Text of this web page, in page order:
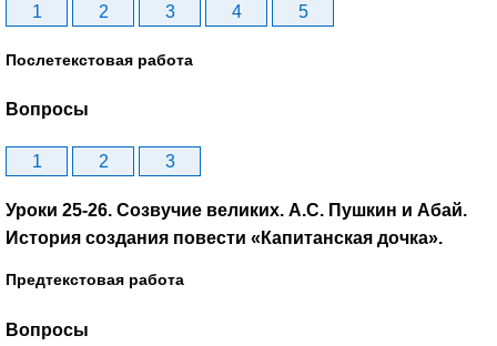
1 2 3 4 5
Послетекстовая работа
Вопросы
1 2 3
Уроки 25-26. Созвучие великих. А.С. Пушкин и Абай.
История создания повести «Капитанская дочка».
Предтекстовая работа
Вопросы